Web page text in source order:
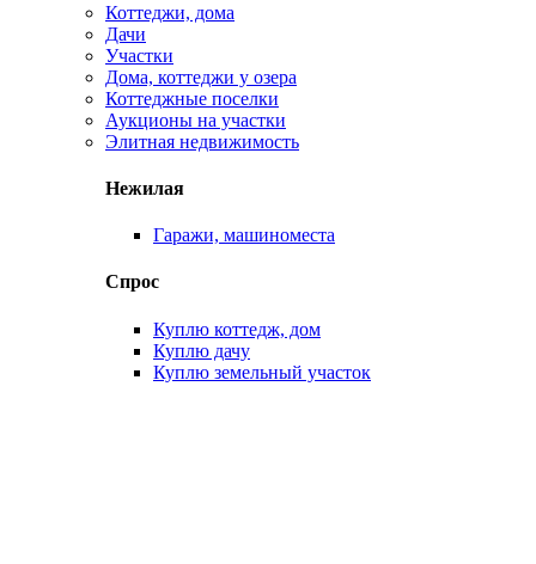
Коттеджи, дома
Дачи
Участки
Дома, коттеджи у озера
Коттеджные поселки
Аукционы на участки
Элитная недвижимость
Нежилая
Гаражи, машиноместа
Спрос
Куплю коттедж, дом
Куплю дачу
Куплю земельный участок